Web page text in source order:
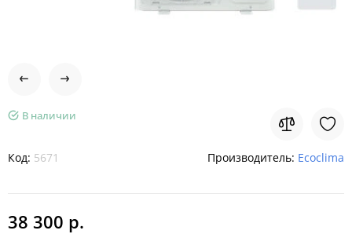
В наличии
Код: 5671 Производитель: Ecoclima
38 300 р.